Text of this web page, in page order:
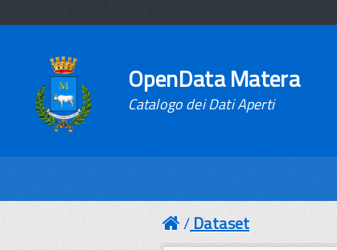
OpenData Matera
Catalogo dei Dati Aperti
Dataset